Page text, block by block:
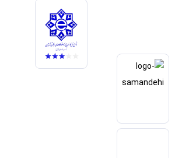
محصولات، مسیر ما را روشن‌تر می‌کند. ما باور
متعلق به کسب‌وکارهایی است که صداقت و شفافیت
گوشی آنلاین با تکیه بر تجربه و تخصص، با قدرت به
حرکت می‌کند.